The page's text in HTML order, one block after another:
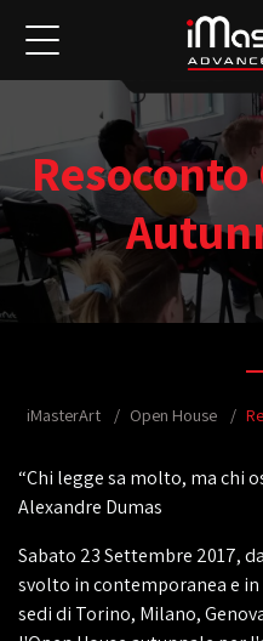
iMasterArt Open House
“Chi legge sa molto, ma chi
Alexandre Dumas
Sabato 23 Settembre 2017,
svolto in contemporanea e
sedi di Torino, Milano,